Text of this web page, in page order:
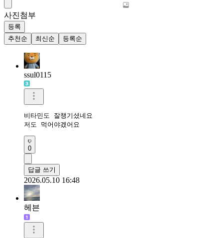
사진첨부
등록
추천순
최신순 등록순
ssul0115
비타민도 잘챙기셨네요
저도 먹어야겠어요
0
답글 쓰기
2026.05.10 16:48
헤븐